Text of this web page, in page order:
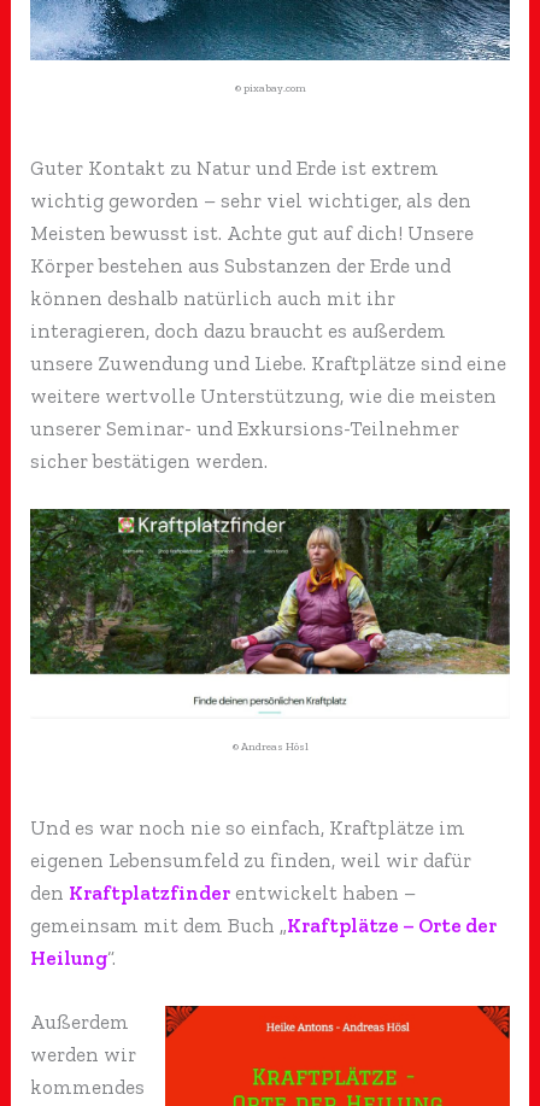
© pixabay.com
Guter Kontakt zu Natur und Erde ist extrem
wichtig geworden – sehr viel wichtiger, als den
Meisten bewusst ist. Achte gut auf dich! Unsere
Körper bestehen aus Substanzen der Erde und
können deshalb natürlich auch mit ihr
interagieren, doch dazu braucht es außerdem
unsere Zuwendung und Liebe. Kraftplätze sind eine
weitere wertvolle Unterstützung, wie die meisten
unserer Seminar- und Exkursions-Teilnehmer
sicher bestätigen werden.
© Andreas Hösl
Und es war noch nie so einfach, Kraftplätze im
eigenen Lebensumfeld zu finden, weil wir dafür
den Kraftplatzfinder entwickelt haben –
gemeinsam mit dem Buch „Kraftplätze – Orte der
Heilung“.
Außerdem
werden wir
kommendes